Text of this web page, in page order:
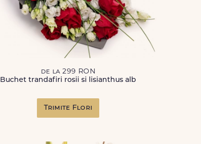
de la 299 RON
Buchet trandafiri rosii si lisianthus alb
Trimite Flori